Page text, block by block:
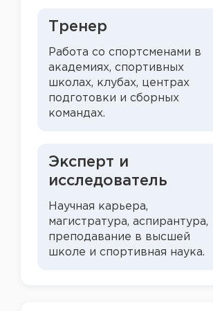
Тренер
Работа со спортсменами в
академиях, спортивных
школах, клубах, центрах
подготовки и сборных
командах.
Эксперт и
исследователь
Научная карьера,
магистратура, аспирантура,
преподавание в высшей
школе и спортивная наука.